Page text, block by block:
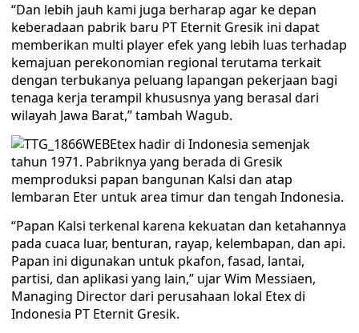
“Dan lebih jauh kami juga berharap agar ke depan
keberadaan pabrik baru PT Eternit Gresik ini dapat
memberikan multi player efek yang lebih luas terhadap
kemajuan perekonomian regional terutama terkait
dengan terbukanya peluang lapangan pekerjaan bagi
tenaga kerja terampil khususnya yang berasal dari
wilayah Jawa Barat,” tambah Wagub.
Etex hadir di Indonesia semenjak
tahun 1971. Pabriknya yang berada di Gresik
memproduksi papan bangunan Kalsi dan atap
lembaran Eter untuk area timur dan tengah Indonesia.
“Papan Kalsi terkenal karena kekuatan dan ketahannya
pada cuaca luar, benturan, rayap, kelembapan, dan api.
Papan ini digunakan untuk pkafon, fasad, lantai,
partisi, dan aplikasi yang lain,” ujar Wim Messiaen,
Managing Director dari perusahaan lokal Etex di
Indonesia PT Eternit Gresik.